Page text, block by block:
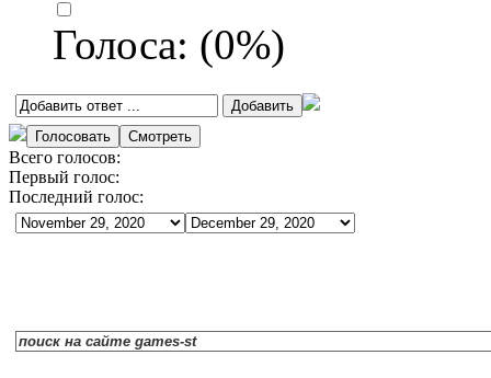
Голоса: (0%)
Всего голосов:
Первый голос:
Последний голос: